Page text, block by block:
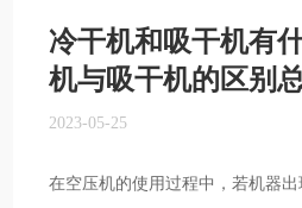
冷干机和吸干机有
机与吸干机的区别
2023-05-25
在空压机的使用过程中，若机器